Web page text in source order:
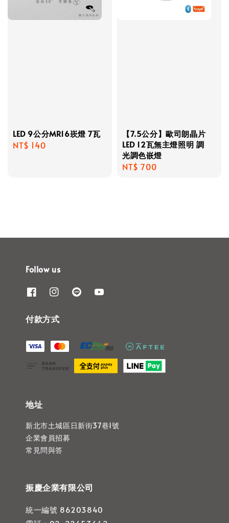
LED 9公分MR16崁燈 7瓦
Regular
NT$ 140
【7.5公分】歐司朗晶片
LED 12瓦無主燈照明 調
光調色嵌燈
Regular
NT$ 700
Follow us
付款方式
地址
新北市土城區日新街37巷1號
企業會員招募
常見問與答
振慶企業有限公司
統一編號 86203840